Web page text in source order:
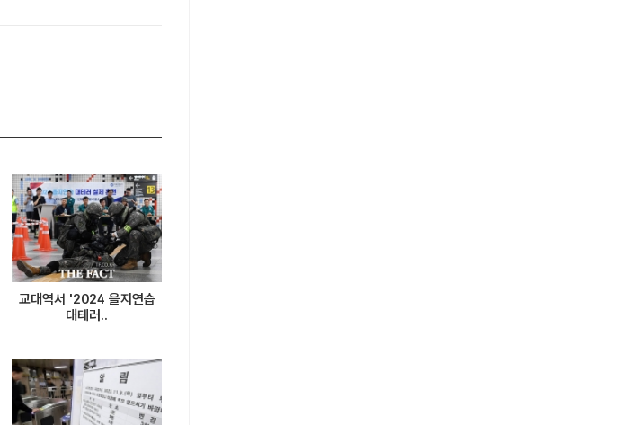
교대역서 '2024 을지연습
대테러..